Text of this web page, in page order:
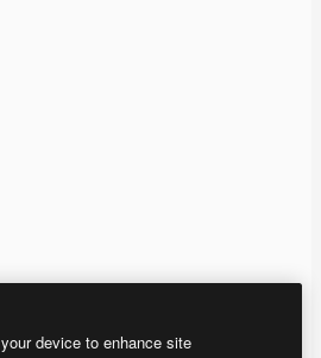
device to enhance site